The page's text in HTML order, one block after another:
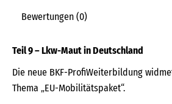
Bewertungen (0)
Teil 9 – Lkw-Maut in Deutschland
Die neue BKF-ProfiWeiterbildung
Thema „EU-Mobilitätspaket“.